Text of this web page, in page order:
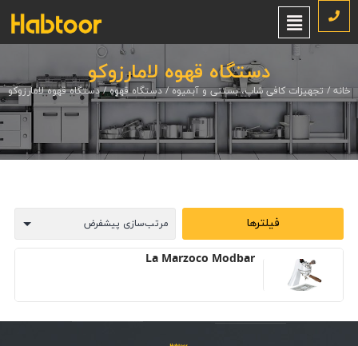
دستگاه قهوه لامارزوکو
خانه /تجهیزات کافی شاپ، بستنی و آبمیوه/دستگاه قهوه/ دستگاه قهوه لامارزوکو
فیلترها
La Marzoco Modbar